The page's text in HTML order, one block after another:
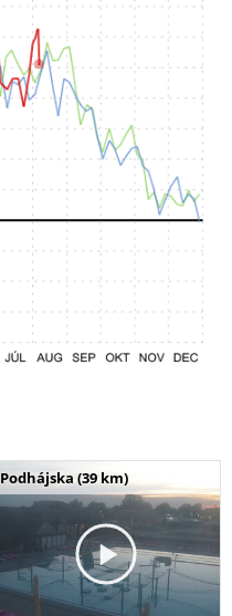
Podhájska (39 km)